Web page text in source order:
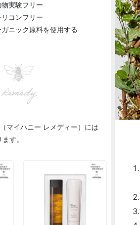
実験フリー
コンフリー
ニック原料を使用する
Remedy
マイハニー レメディー）には
す。